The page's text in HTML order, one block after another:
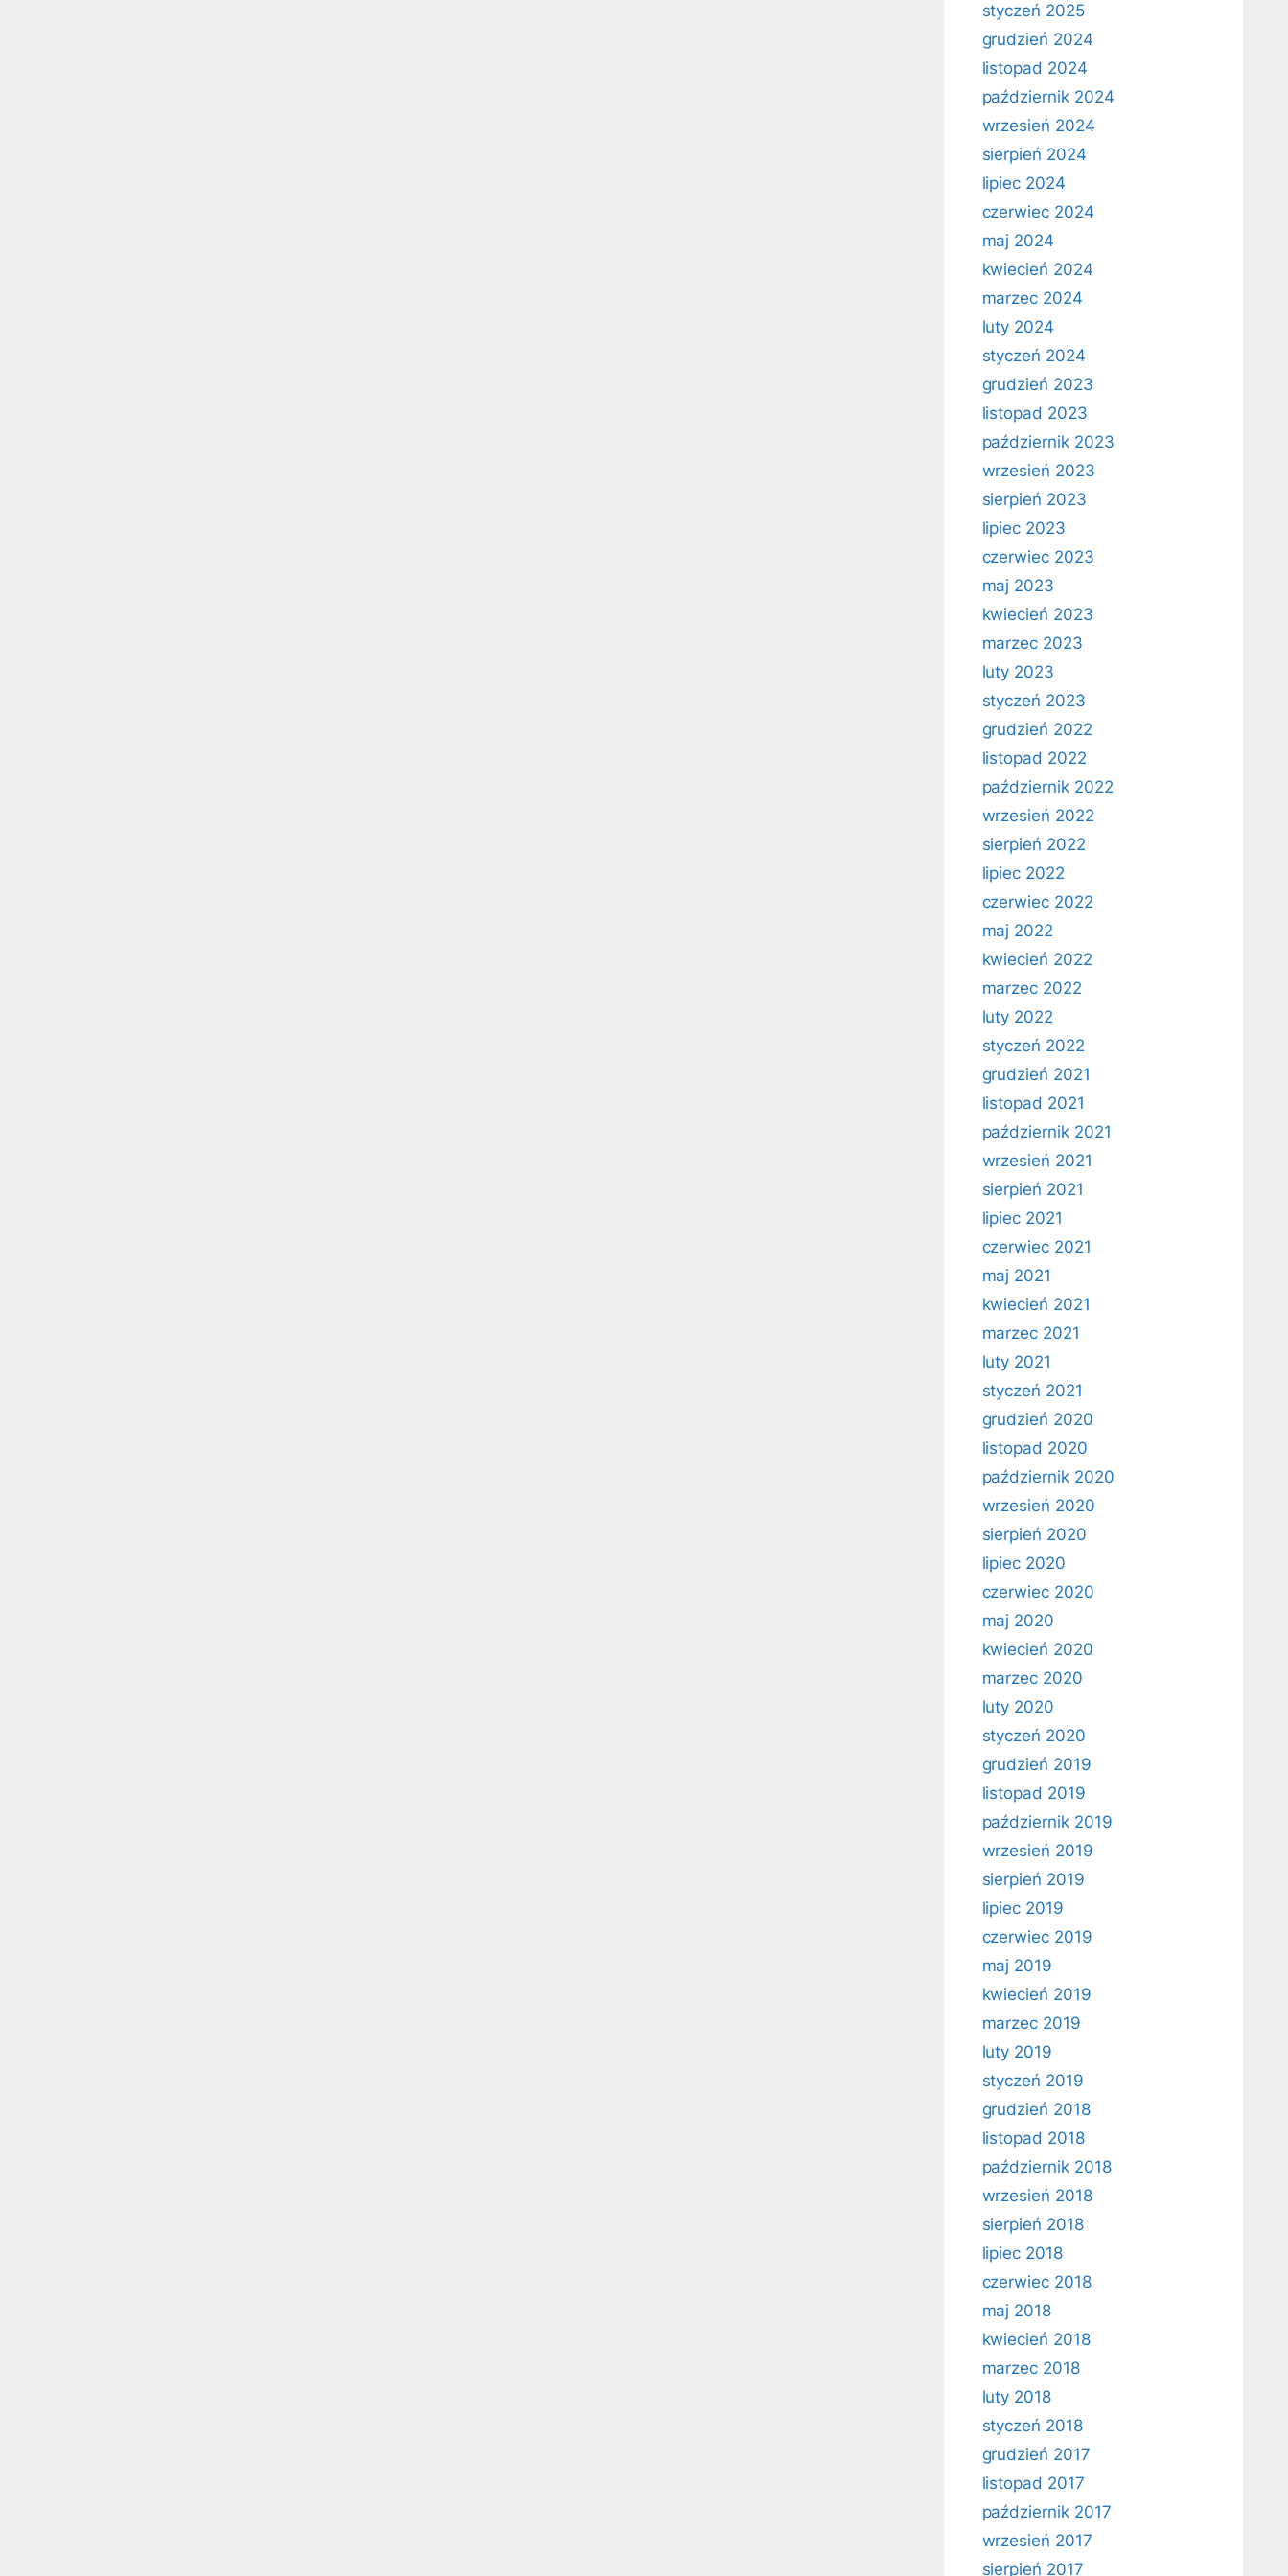
styczeń 2025
grudzień 2024
listopad 2024
październik 2024
wrzesień 2024
sierpień 2024
lipiec 2024
czerwiec 2024
maj 2024
kwiecień 2024
marzec 2024
luty 2024
styczeń 2024
grudzień 2023
listopad 2023
październik 2023
wrzesień 2023
sierpień 2023
lipiec 2023
czerwiec 2023
maj 2023
kwiecień 2023
marzec 2023
luty 2023
styczeń 2023
grudzień 2022
listopad 2022
październik 2022
wrzesień 2022
sierpień 2022
lipiec 2022
czerwiec 2022
maj 2022
kwiecień 2022
marzec 2022
luty 2022
styczeń 2022
grudzień 2021
listopad 2021
październik 2021
wrzesień 2021
sierpień 2021
lipiec 2021
czerwiec 2021
maj 2021
kwiecień 2021
marzec 2021
luty 2021
styczeń 2021
grudzień 2020
listopad 2020
październik 2020
wrzesień 2020
sierpień 2020
lipiec 2020
czerwiec 2020
maj 2020
kwiecień 2020
marzec 2020
luty 2020
styczeń 2020
grudzień 2019
listopad 2019
październik 2019
wrzesień 2019
sierpień 2019
lipiec 2019
czerwiec 2019
maj 2019
kwiecień 2019
marzec 2019
luty 2019
styczeń 2019
grudzień 2018
listopad 2018
październik 2018
wrzesień 2018
sierpień 2018
lipiec 2018
czerwiec 2018
maj 2018
kwiecień 2018
marzec 2018
luty 2018
styczeń 2018
grudzień 2017
listopad 2017
październik 2017
wrzesień 2017
sierpień 2017